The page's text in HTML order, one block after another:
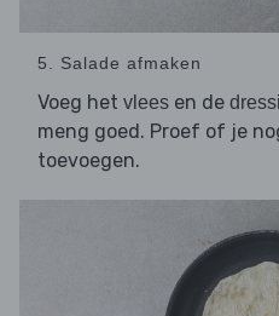
5. Salade afmaken
Voeg het vlees en de
meng goed. Proef of je
toevoegen.